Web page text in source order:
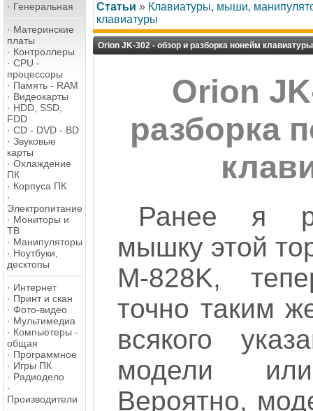
· Генеральная
· Материнские
платы
· Контроллеры
· CPU -
процессоры
· Память - RAM
· Видеокарты
· HDD, SSD,
FDD
· CD - DVD - BD
· Звуковые
карты
· Охлаждение
ПК
· Корпуса ПК
·
Электропитание
· Мониторы и
ТВ
· Манипуляторы
· Ноутбуки,
десктопы
· Интернет
· Принт и скан
· Фото-видео
· Мультимедиа
· Компьютеры -
общая
· Программное
· Игры ПК
· Радиодело
·
Производители
Статьи » Клавиатуры, мыши,
клавиатуры
Orion JK-302 - обзор и разборка нонейм клавиатуры
Orion
разборка
Ранее я
мышку этой
M-828K,
точно таким
всякого
модели или
Вероятно,